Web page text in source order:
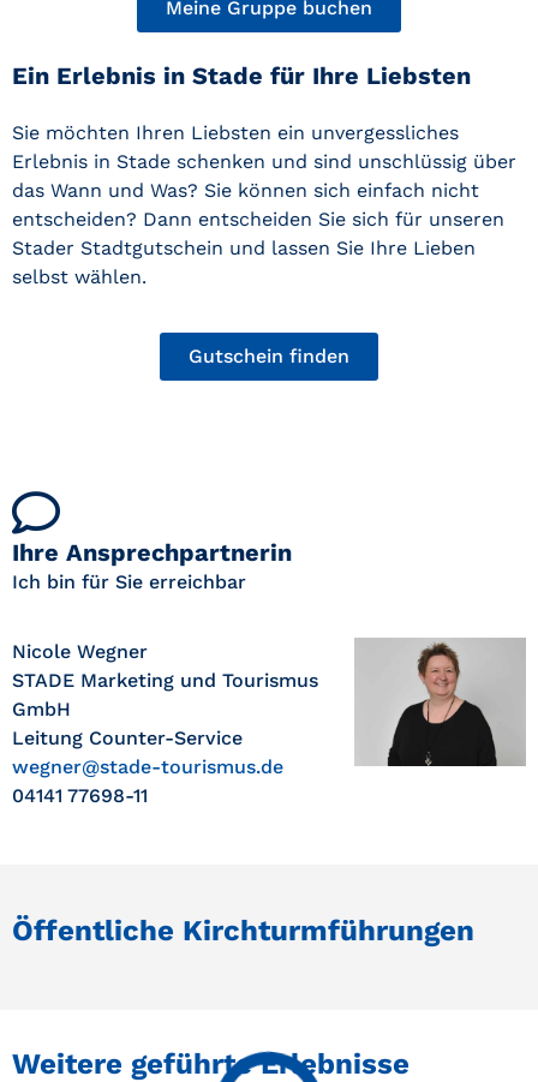
Meine Gruppe buchen
Ein Erlebnis in Stade für Ihre Liebsten
Sie möchten Ihren Liebsten ein unvergessliches
Erlebnis in Stade schenken und sind unschlüssig über
das Wann und Was? Sie können sich einfach nicht
entscheiden? Dann entscheiden Sie sich für unseren
Stader Stadtgutschein und lassen Sie Ihre Lieben
selbst wählen.
Gutschein finden
Ihre Ansprechpartnerin
Ich bin für Sie erreichbar
Nicole Wegner
STADE Marketing und Tourismus
GmbH
Leitung Counter-Service
wegner@stade-tourismus.de
04141 77698-11
Öffentliche Kirchturmführungen
Weitere geführte Erlebnisse